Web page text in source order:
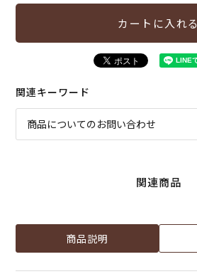
カートに入れる
関連キーワード
商品についてのお問い合わせ
関連商品
商品説明